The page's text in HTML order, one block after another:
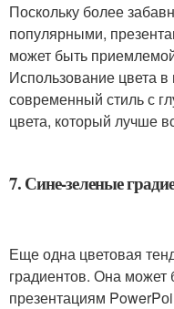
Поскольку более
популярными,
может быть
Использование цвета
современный стиль с
цвета, который лучше
7. Сине-зеленые
Еще одна цветовая
градиентов. Она может
презентациям